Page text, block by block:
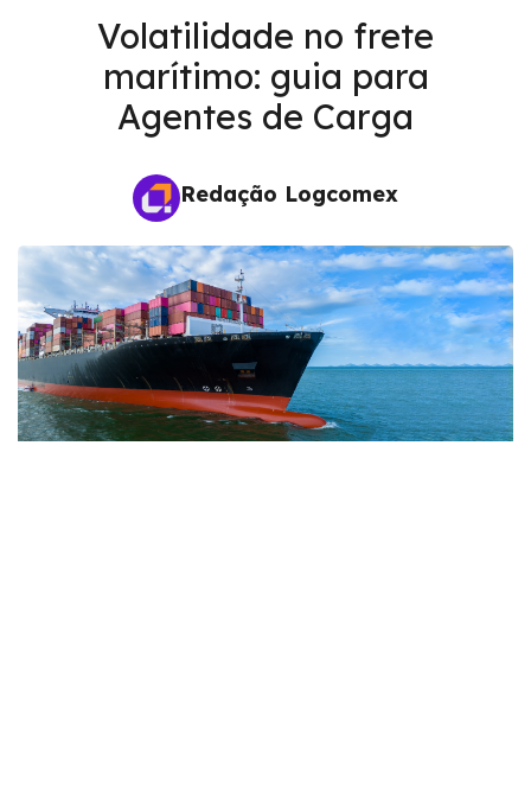
Volatilidade no frete
marítimo: guia para
Agentes de Carga
Redação Logcomex